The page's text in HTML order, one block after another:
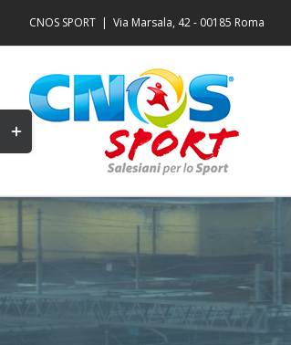
al
contenuto
CNOS SPORT | Via Marsala, 42 - 00185 Roma
Toggle
area
scorrevole